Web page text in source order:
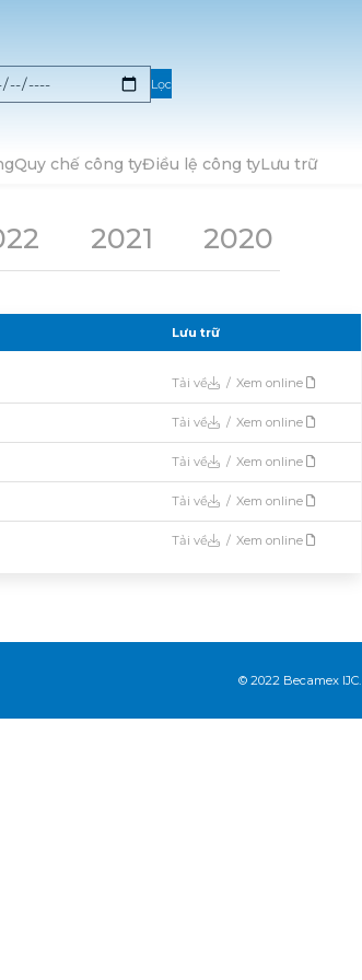
Lọc
Quy chế công tyĐiều lệ công tyLưu trữ
2021 2020
Lưu trữ
Tải về / Xem online
Tải về / Xem online
Tải về / Xem online
Tải về / Xem online
Tải về / Xem online
© 2022 Becamex IJC.